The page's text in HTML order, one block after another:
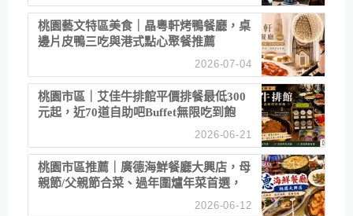
桃園藝文特區美食｜晶粵軒烤鴨餐廳，桌
邊片皮鴨三吃與港式點心聚餐推薦
2026-07-04
桃園市區｜艾佳牛排館平價排餐最低300
元起，近70道自助吧Buffet無限吃到飽
2026-06-21
桃園市區推薦｜廣德海鮮餐廳大興店，母
親節/父親節合菜、過年圍爐年菜首選，
2026-06-12